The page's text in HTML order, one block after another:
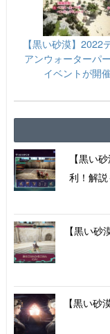
【黒い砂漠】2022
アンウォーターパ
イベントが開催
【黒い
利！解
【黒い
【黒い砂